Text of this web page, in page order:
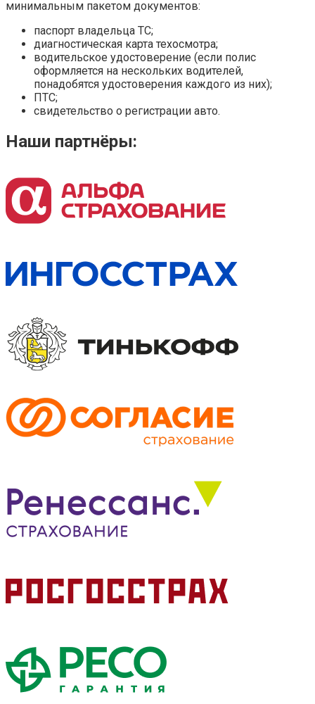
минимальным пакетом документов:
паспорт владельца ТС;
диагностическая карта техосмотра;
водительское удостоверение (если полис
оформляется на нескольких водителей,
понадобятся удостоверения каждого из них);
ПТС;
свидетельство о регистрации авто.
Наши партнёры: